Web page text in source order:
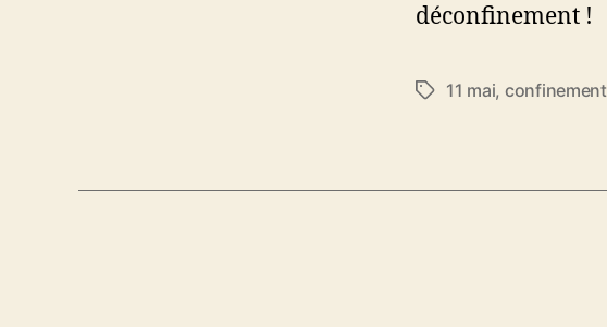
déconfinement !
Étiquettes
11 mai, confinement